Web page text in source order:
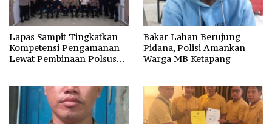
Lapas Sampit Tingkatkan
Kompetensi Pengamanan
Lewat Pembinaan Polsus
Bakar Lahan Berujung
Pidana, Polisi Amankan
Warga MB Ketapang